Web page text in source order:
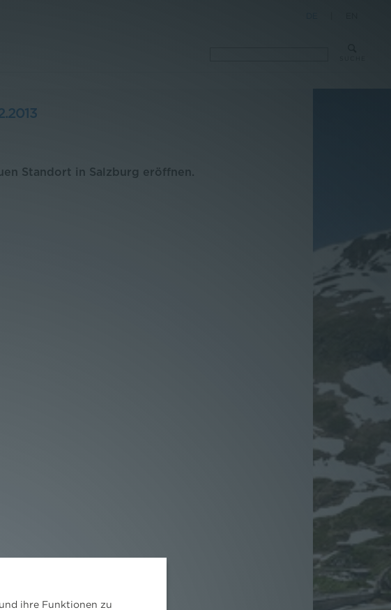
Standort in Salzburg eröffnen.
ihre Funktionen zu